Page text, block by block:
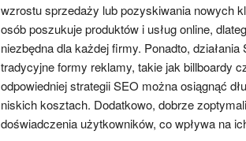
wzrostu sprzedaży lub pozyskiwania nowych
osób poszukuje produktów i usług online,
niezbędna dla każdej firmy. Ponadto,
tradycyjne formy reklamy, takie jak billboardy
odpowiedniej strategii SEO można osiągnąć
niskich kosztach. Dodatkowo, dobrze
doświadczenia użytkowników, co wpływa na